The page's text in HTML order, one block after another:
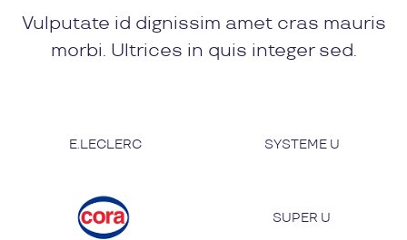
Vulputate id dignissim amet cras mauris
morbi. Ultrices in quis integer sed.
E.LECLERC SYSTEME U
SUPER U